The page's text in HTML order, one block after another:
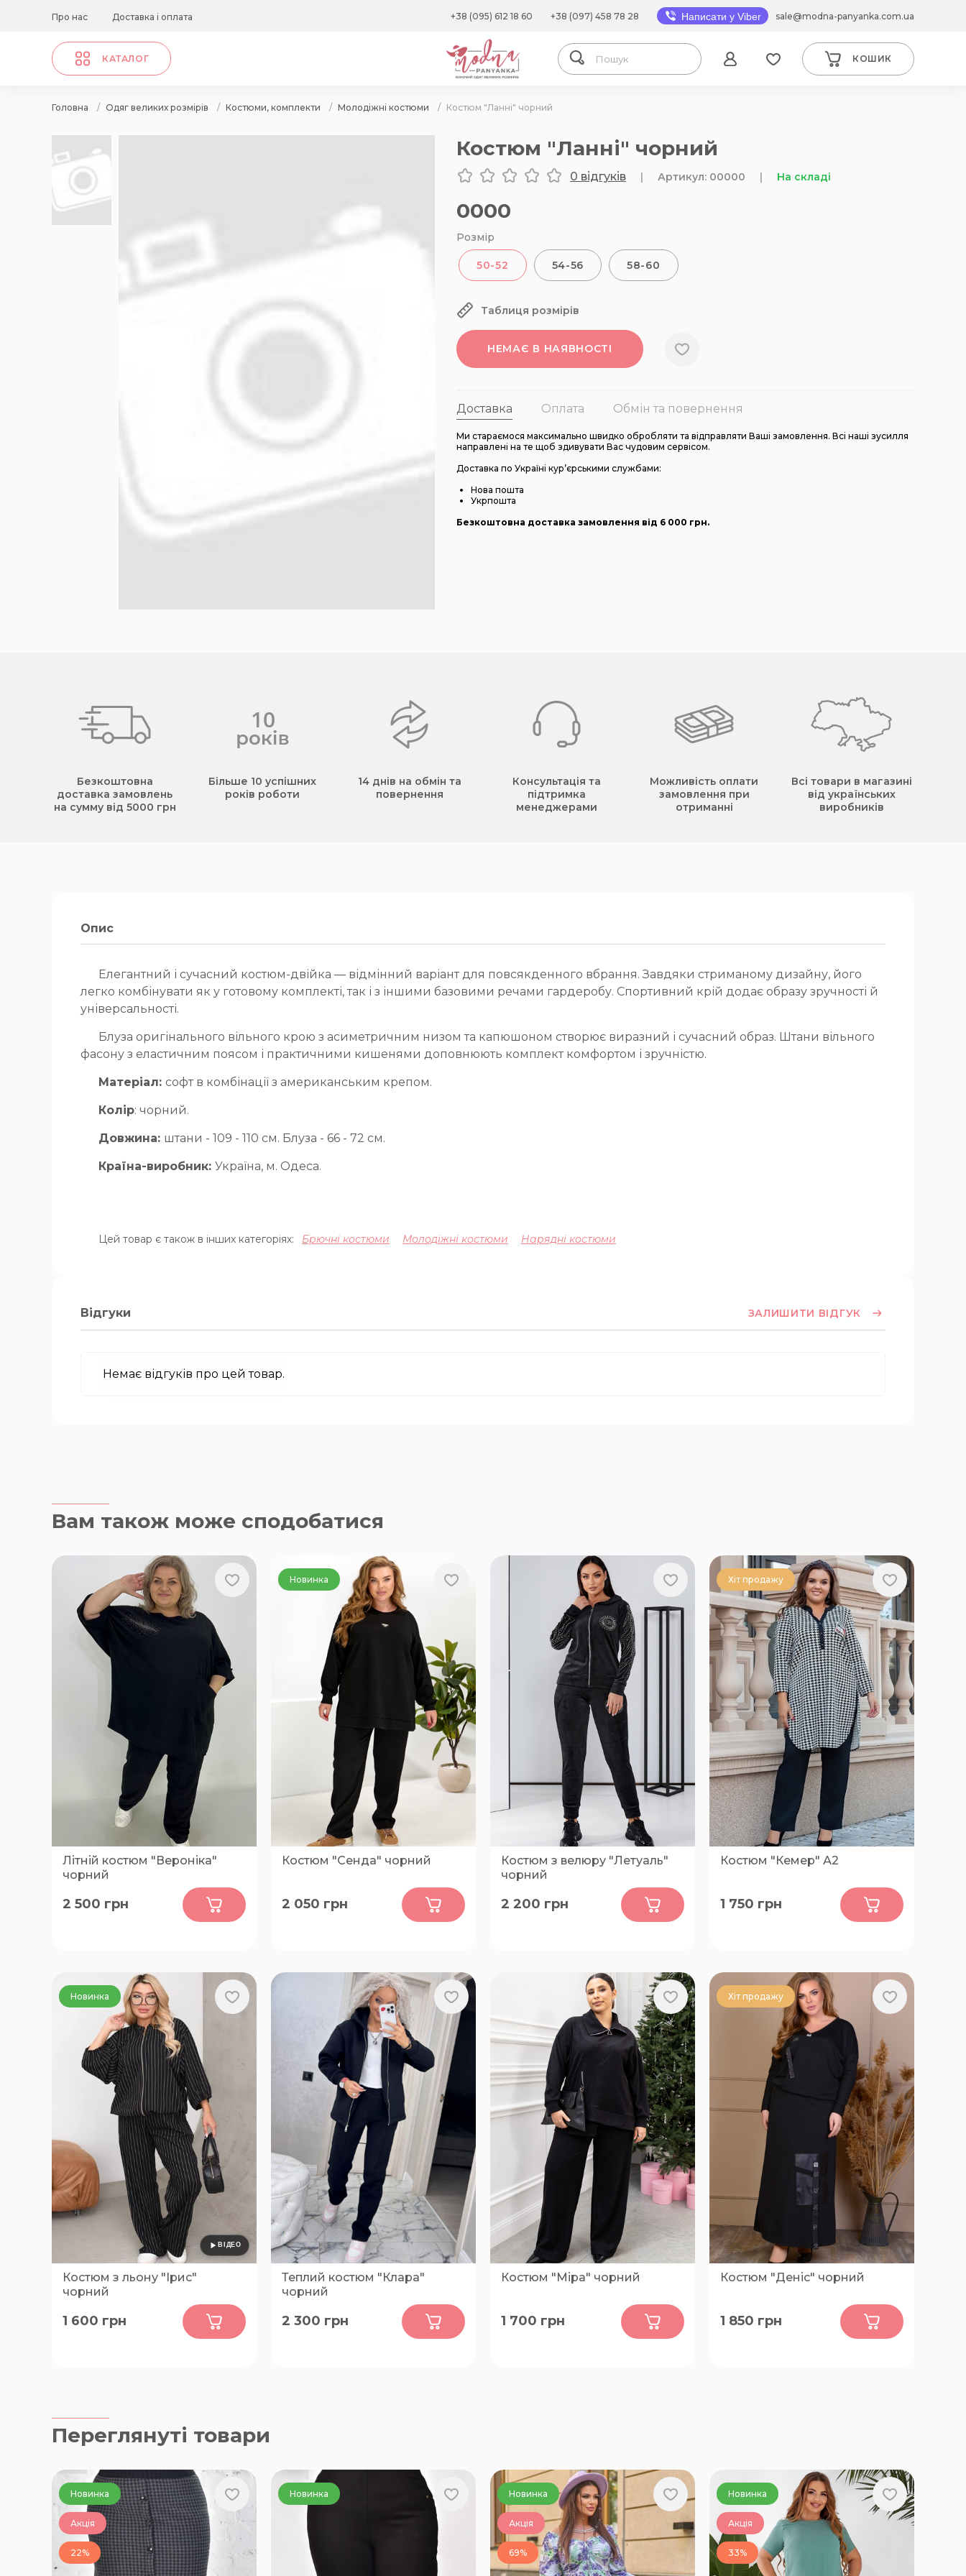
Про нас Доставка і оплата +38 (095) 612 18 60 +38 (097) 458 78 28 Написати у Viber sale@modna-panyanka.com.ua
КАТАЛОГ КОШИК
Головна / Одяг великих розмірів / Костюми, комплекти / Молодіжні костюми / Костюм "Ланні" чорний
Костюм "Ланні" чорний
0 відгуків | Артикул: 00000 | На складі
0000
Розмір
50-52 54-56 58-60
Таблиця розмірів
НЕМАЄ В НАЯВНОСТІ
Доставка Оплата Обмін та повернення
Ми стараємося максимально швидко обробляти та відправляти Ваші замовлення. Всі наші зусилля
направлені на те щоб здивувати Вас чудовим сервісом.
Доставка по Україні кур’єрськими службами:
Нова пошта
Укрпошта
Безкоштовна доставка замовлення від 6 000 грн.
Безкоштовна
доставка замовлень
на сумму від 5000 грн
Більше 10 успішних
років роботи
14 днів на обмін та
повернення
Консультація та
підтримка
менеджерами
Можливість оплати
замовлення при
отриманні
Всі товари в магазині
від українських
виробників
Опис
Елегантний і сучасний костюм-двійка — відмінний варіант для повсякденного вбрання. Завдяки стриманому дизайну, його
легко комбінувати як у готовому комплекті, так і з іншими базовими речами гардеробу. Спортивний крій додає образу зручності й
універсальності.
Блуза оригінального вільного крою з асиметричним низом та капюшоном створює виразний і сучасний образ. Штани вільного
фасону з еластичним поясом і практичними кишенями доповнюють комплект комфортом і зручністю.
Матеріал: софт в комбінації з американським крепом.
Колір: чорний.
Довжина: штани - 109 - 110 см. Блуза - 66 - 72 см.
Країна-виробник: Україна, м. Одеса.
Цей товар є також в інших категоріях: Брючні костюми Молодіжні костюми Нарядні костюми
Відгуки ЗАЛИШИТИ ВІДГУК
Немає відгуків про цей товар.
Вам також може сподобатися
Літній костюм "Вероніка"
чорний
62-64, 66-68, 70-72, 74-76
2 500 грн
Новинка
Костюм "Сенда" чорний
64-66, 68-70, 60-62, 56-58
2 050 грн
Костюм з велюру "Летуаль"
чорний
2 200 грн
Хіт продажу
Костюм "Кемер" А2
78, 74, 72, 70, 68, 66, 64, 62, 60,
1 750 грн
Новинка
Костюм з льону "Ірис"
чорний
1 600 грн
Теплий костюм "Клара"
чорний
46-48, 50-52, 54-56, 58-60
2 300 грн
Костюм "Міра" чорний
48-50, 52-54, 56-58, 60-62
1 700 грн
Хіт продажу
Костюм "Деніс" чорний
52, 54, 56, 58, 60, 62, 64, 66, 68, 70,
1 850 грн
Переглянуті товари
Новинка
Акція
22%
Новинка Новинка
Акція
69%
Новинка
Акція
33%